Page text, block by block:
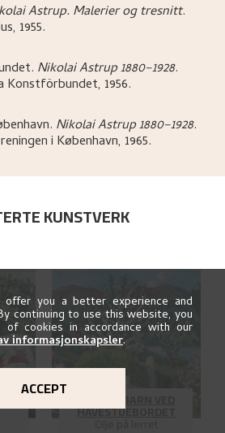
Astrup. Malerier og tresnitt.
1955.
. Nikolai Astrup 1880–1928.
Konstförbundet, 1956.
. Nikolai Astrup 1880–1928.
i København, 1965.
KUNSTVERK
HAVESTUEBORDET
you a better experience and
continuing to use this website, you
cookies in accordance with our
informasjonskapsler.
ACCEPT